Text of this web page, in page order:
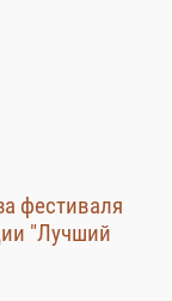
фестиваля
"Лучший